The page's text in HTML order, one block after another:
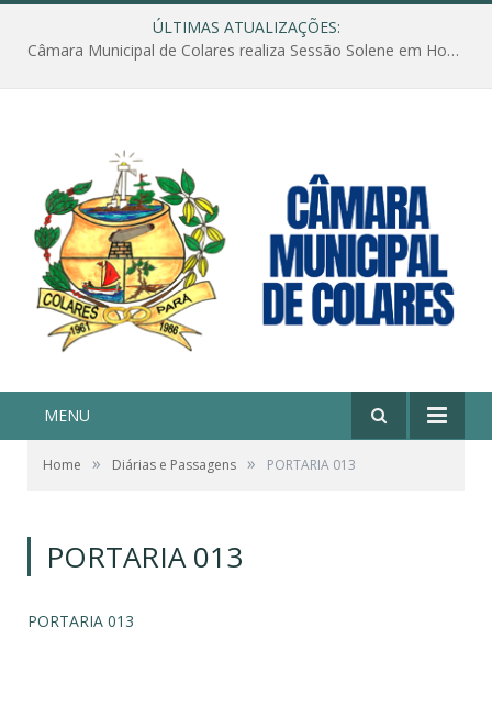
ÚLTIMAS ATUALIZAÇÕES:
Câmara Municipal de Colares realiza Sessão Solene em Homenagem ao Dia das Mães
MENU
Home » Diárias e Passagens » PORTARIA 013
PORTARIA 013
PORTARIA 013